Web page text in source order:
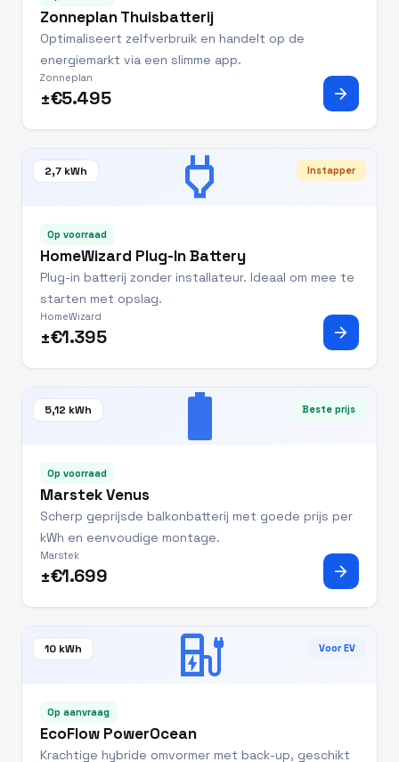
Zonneplan Thuisbatterij
Optimaliseert zelfverbruik en handelt op de
energiemarkt via een slimme app.
Zonneplan
±€5.495 arrow_forward
power
2,7 kWh Instapper
Op voorraad
HomeWizard Plug-In Battery
Plug-in batterij zonder installateur. Ideaal om mee te
starten met opslag.
HomeWizard
±€1.395 arrow_forward
battery_full
5,12 kWh Beste prijs
Op voorraad
Marstek Venus
Scherp geprijsde balkonbatterij met goede prijs per
kWh en eenvoudige montage.
Marstek
±€1.699 arrow_forward
ev_station
10 kWh Voor EV
Op aanvraag
EcoFlow PowerOcean
Krachtige hybride omvormer met back-up, geschikt